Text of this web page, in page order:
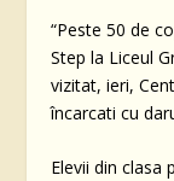
“Peste 50 de
Step la Liceul
vizitat, ieri,
încarcati cu
Elevii din clasa